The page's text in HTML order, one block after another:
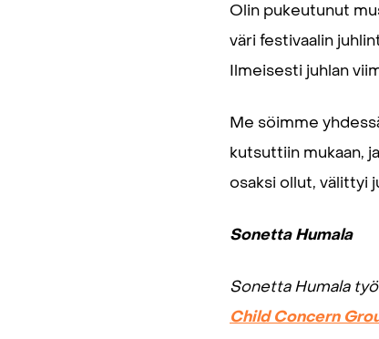
Olin pukeutunut
väri festivaalin
Ilmeisesti juhlan
Me söimme
kutsuttiin mukaan,
osaksi ollut, välittyi
Sonetta Humala
Sonetta Humala
Child Concern